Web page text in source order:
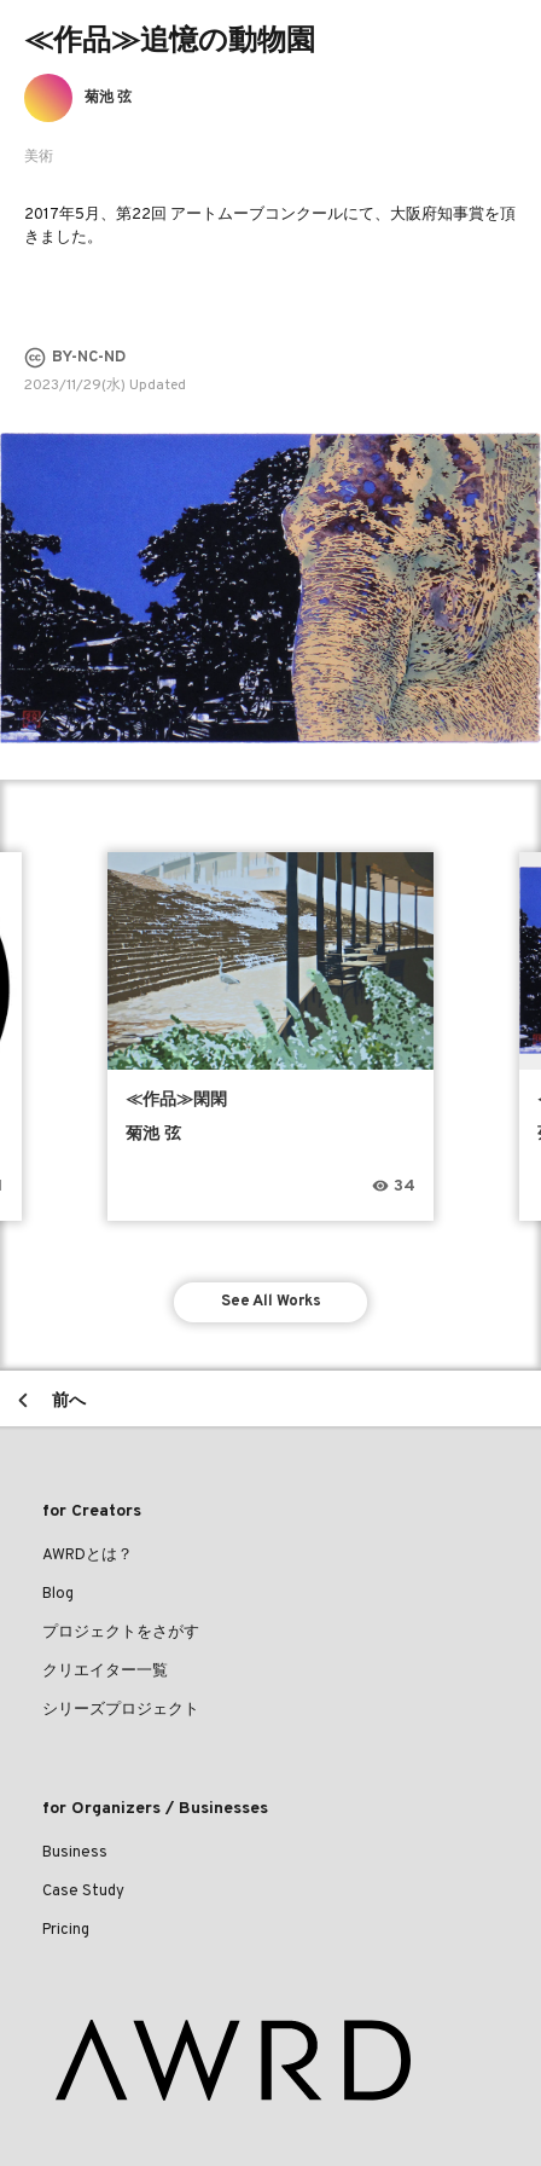
≪作品≫追憶の動物園
美術
菊池 弦
2017年5月、第22回 アートムーブコンクールにて、大阪府知事賞を頂
きました。
BY-NC-ND
2023/11/29(水) Updated
≪作品≫閑閑
菊池 弦
34
See All Works
前へ
for Creators
AWRDとは？
Blog
プロジェクトをさがす
クリエイター一覧
シリーズプロジェクト
for Organizers / Businesses
Business
Case Study
Pricing